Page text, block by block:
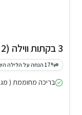
3 בקתות ווילה (2 חד') באליפלט
17% הנחה על הלילה השני
בריכה מחוממת (